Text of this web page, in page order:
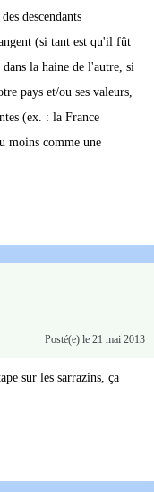
descendants
(si tant est qu'il fût
la haine de l'autre, si
pays et/ou ses valeurs,
(ex. : la France
moins comme une
Posté(e) le 21 mai 2013
sur les sarrazins, ça